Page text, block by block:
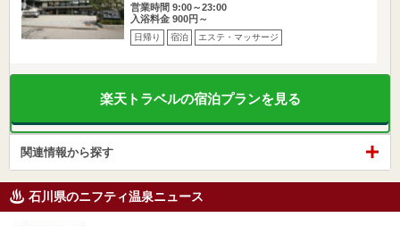
営業時間 9:00～23:00
入浴料金 900円～
日帰り 宿泊 エステ・マッサージ
楽天トラベルの宿泊プランを見る
関連情報から探す
石川県のニフティ温泉ニュース